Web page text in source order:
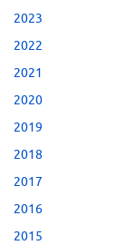
2023
2022
2021
2020
2019
2018
2017
2016
2015